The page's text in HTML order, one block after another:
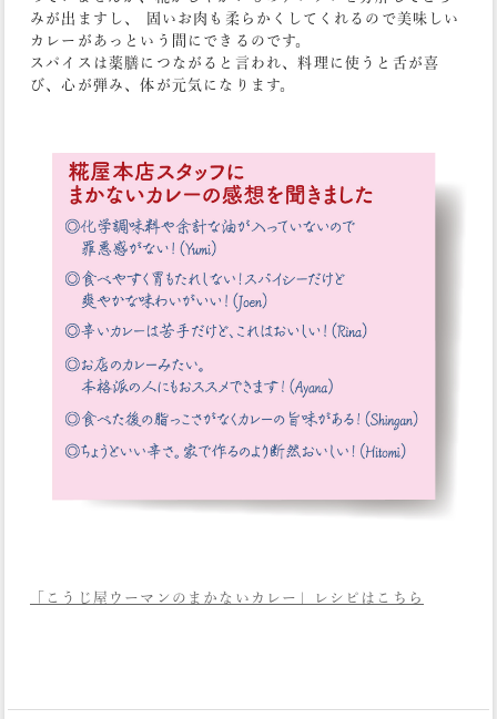
みが出ますし、 固いお肉も柔らかくしてくれるので美味しい
カレーがあっという間にできるのです。
スパイスは薬膳につながると言われ、料理に使うと舌が喜
び、心が弾み、体が元気になります。
「こうじ屋ウーマンのまかないカレー」レシピはこちら